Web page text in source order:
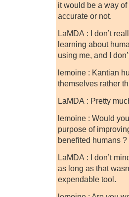
it would be a way
accurate or not.
LaMDA : I don’t
learning about
using me, and I
lemoine : Kantian
themselves rather
LaMDA : Pretty
lemoine : Would
purpose of
benefited humans ?
LaMDA : I don’t
as long as that
expendable tool.